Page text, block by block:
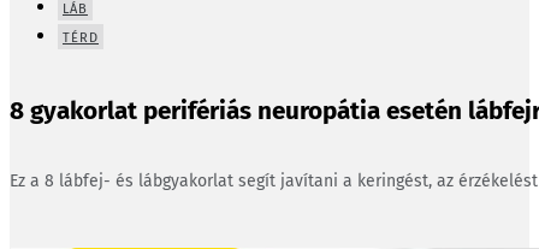
LÁB
TÉRD
8 gyakorlat perifériás neuropátia esetén
Ez a 8 lábfej- és lábgyakorlat segít javítani a keringést, az